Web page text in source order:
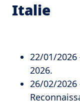
Italie
22/01/2026
2026.
26/02/